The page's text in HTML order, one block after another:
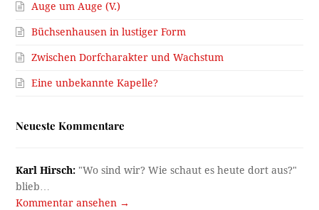
Auge um Auge (V.)
Büchsenhausen in lustiger Form
Zwischen Dorfcharakter und Wachstum
Eine unbekannte Kapelle?
Neueste Kommentare
Karl Hirsch: "Wo sind wir? Wie schaut es heute dort aus?"
blieb…
Kommentar ansehen →